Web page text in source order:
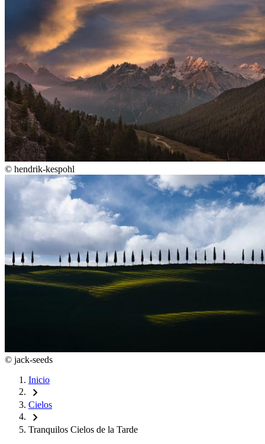
© hendrik-kespohl
© jack-seeds
Inicio
chevron_right
Cielos
chevron_right
Tranquilos Cielos de la Tarde